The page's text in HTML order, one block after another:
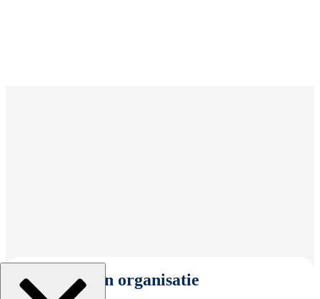
Selecteer een organisatie